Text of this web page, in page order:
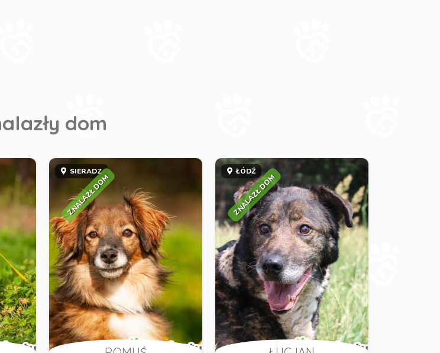
dom
SIERADZ
ZNALAZŁ DOM
ŁÓDŹ
ZNALAZŁ DOM